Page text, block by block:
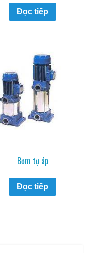
Đọc tiếp
Bơm tự áp
Đọc tiếp